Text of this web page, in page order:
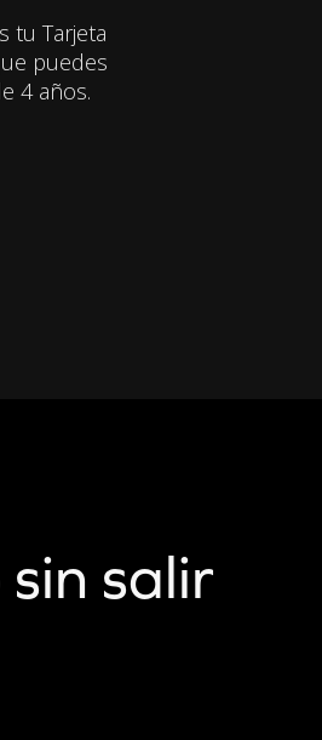
tu Tarjeta
puedes
4 años.
salir